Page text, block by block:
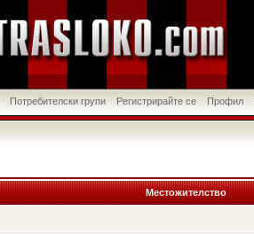
Потребителски групи Регистрирайте се Профил
Местожителство